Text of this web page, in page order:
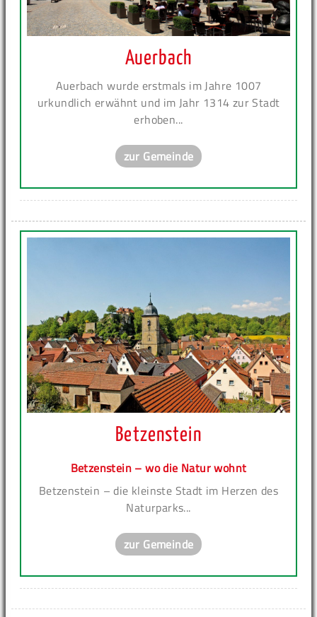
Auerbach
Auerbach wurde erstmals im Jahre 1007
urkundlich erwähnt und im Jahr 1314 zur Stadt
erhoben...
zur Gemeinde
Betzenstein
Betzenstein – wo die Natur wohnt
Betzenstein – die kleinste Stadt im Herzen des
Naturparks...
zur Gemeinde